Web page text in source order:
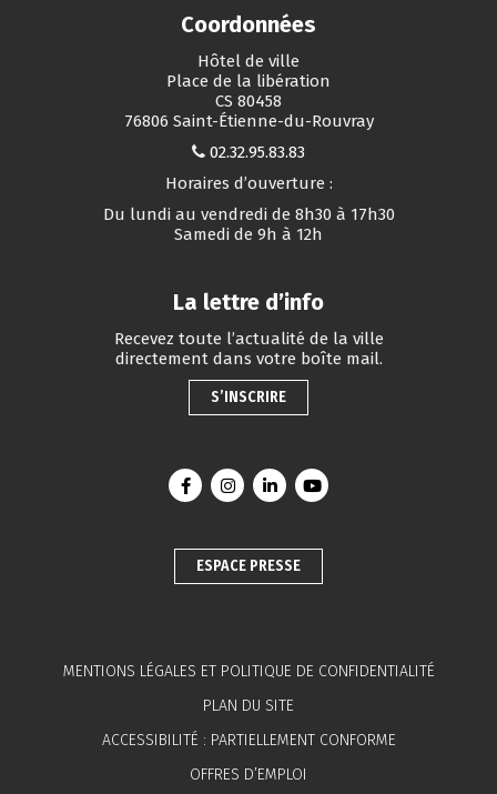
Coordonnées
Hôtel de ville
Place de la libération
CS 80458
76806 Saint-Étienne-du-Rouvray
02.32.95.83.83
Horaires d’ouverture :
Du lundi au vendredi de 8h30 à 17h30
Samedi de 9h à 12h
La lettre d’info
Recevez toute l’actualité de la ville
directement dans votre boîte mail.
S’INSCRIRE
Lien vers le compte Facebook
Lien vers le compte Instagram
Lien vers le compte Linkedin
Lien vers la chaîne
ESPACE PRESSE
MENTIONS LÉGALES ET POLITIQUE DE CONFIDENTIALITÉ
PLAN DU SITE
ACCESSIBILITÉ : PARTIELLEMENT CONFORME
OFFRES D’EMPLOI